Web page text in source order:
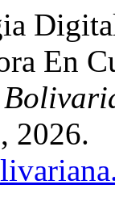
En
2026.